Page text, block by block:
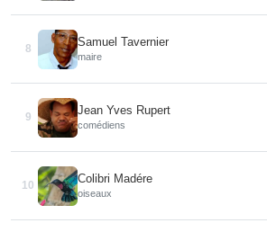
8
Samuel Tavernier
maire
9
Jean Yves Rupert
comédiens
10
Colibri Madére
oiseaux